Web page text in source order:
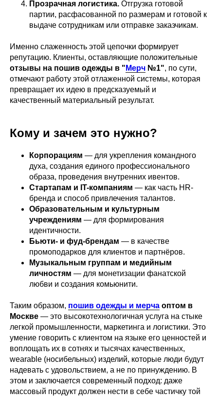
Прозрачная логистика. Отгрузка готовой
партии, расфасованной по размерам и готовой к
выдаче сотрудникам или отправке заказчикам.
Именно слаженность этой цепочки формирует
репутацию. Клиенты, оставляющие положительные
отзывы на пошив одежды в " Мерч №1", по сути,
отмечают работу этой отлаженной системы, которая
превращает их идею в предсказуемый и
качественный материальный результат.
Кому и зачем это нужно?
Корпорациям — для укрепления командного
духа, создания единого профессионального
образа, проведения внутренних ивентов.
Стартапам и IT-компаниям — как часть HR-
бренда и способ привлечения талантов.
Образовательным и культурным
учреждениям — для формирования
идентичности.
Бьюти- и фуд-брендам — в качестве
промоподарков для клиентов и партнёров.
Музыкальным группам и медийным
личностям — для монетизации фанатской
любви и создания комьюнити.
Таким образом, пошив одежды и мерча оптом в
Москве — это высокотехнологичная услуга на стыке
легкой промышленности, маркетинга и логистики. Это
умение говорить с клиентом на языке его ценностей и
воплощать их в сотнях и тысячах качественных,
wearable (носибельных) изделий, которые люди будут
надевать с удовольствием, а не по принуждению. В
этом и заключается современный подход: даже
массовый продукт должен нести в себе частичку той